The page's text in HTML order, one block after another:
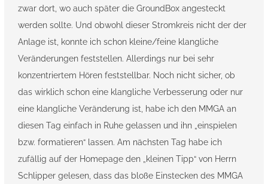
zwar dort, wo auch später die GroundBox angesteckt
werden sollte. Und obwohl dieser Stromkreis nicht der der
Anlage ist, konnte ich schon kleine/feine klangliche
Veränderungen feststellen. Allerdings nur bei sehr
konzentriertem Hören feststellbar. Noch nicht sicher, ob
das wirklich schon eine klangliche Verbesserung oder nur
eine klangliche Veränderung ist, habe ich den MMGA an
diesen Tag einfach in Ruhe gelassen und ihn „einspielen
bzw. formatieren“ lassen. Am nächsten Tag habe ich
zufällig auf der Homepage den „kleinen Tipp“ von Herrn
Schlipper gelesen, dass das bloße Einstecken des MMGA